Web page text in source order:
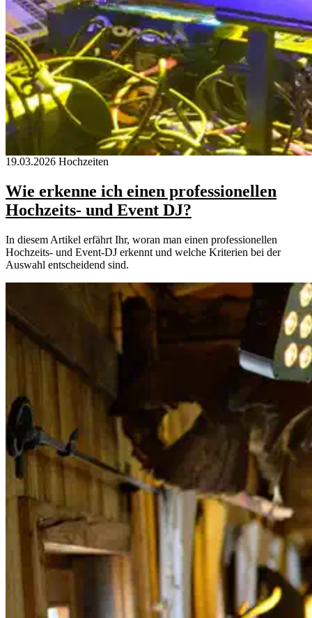
19.03.2026 Hochzeiten
Wie erkenne ich einen professionellen
Hochzeits- und Event DJ?
In diesem Artikel erfährt Ihr, woran man einen professionellen
Hochzeits- und Event-DJ erkennt und welche Kriterien bei der
Auswahl entscheidend sind.